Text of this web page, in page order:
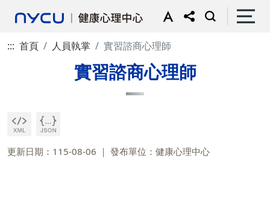
::: 首頁 人員執掌 實習諮商心理師
實習諮商心理師
更新日期：115-08-06 發布單位：健康心理中心